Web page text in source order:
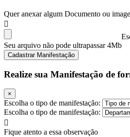
Quer anexar algum Documento ou
Seu arquivo não pode ultrapassar 4Mb
Cadastrar Manifestação
Realize sua Manifestação de
×
Escolha o tipo de manifestação:
Escolha o tipo de manifestação:
Fique atento a essa observação